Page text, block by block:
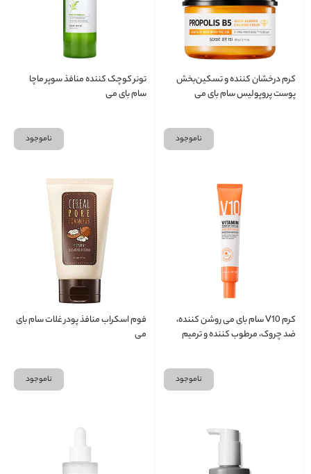
کرم درخشان کننده و تسکین‌بخش
پوست پروپولیس سام بای می
ناموجود
تونر کوچک کننده منافذ سوپر ماچا
سام بای می
ناموجود
کرم V10 سام بای می روشن کننده،
ضد چروک، مرطوب کننده و ترمیم
ناموجود
فوم اسکراب منافذ پودر غلات سام بای
می
ناموجود